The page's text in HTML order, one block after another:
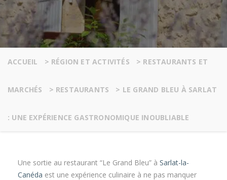
ACCUEIL > RÉGION ET ACTIVITÉS > RESTAURANTS ET
MARCHÉS > RESTAURANTS > LE GRAND BLEU À SARLAT
: UNE EXPÉRIENCE GASTRONOMIQUE INOUBLIABLE
Une sortie au restaurant “Le Grand Bleu” à Sarlat-la-
Canéda est une expérience culinaire à ne pas manquer